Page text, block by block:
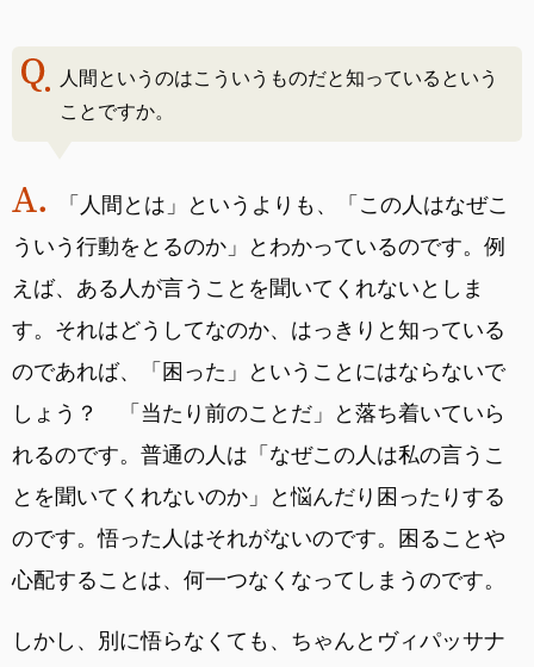
人間というのはこういうものだと知っているという
ことですか。
「人間とは」というよりも、「この人はなぜこ
ういう行動をとるのか」とわかっているのです。例
えば、ある人が言うことを聞いてくれないとしま
す。それはどうしてなのか、はっきりと知っている
のであれば、「困った」ということにはならないで
しょう？ 「当たり前のことだ」と落ち着いていら
れるのです。普通の人は「なぜこの人は私の言うこ
とを聞いてくれないのか」と悩んだり困ったりする
のです。悟った人はそれがないのです。困ることや
心配することは、何一つなくなってしまうのです。
しかし、別に悟らなくても、ちゃんとヴィパッサナ